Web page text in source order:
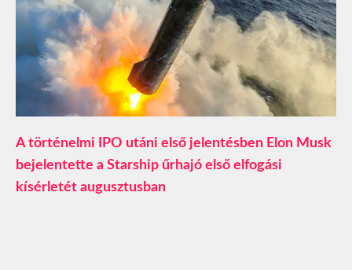
A történelmi IPO utáni első jelentésben Elon Musk
bejelentette a Starship űrhajó első elfogási
kísérletét augusztusban